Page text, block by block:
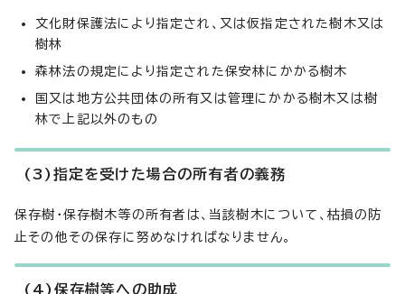
文化財保護法により指定され、又は仮指定された樹木又は
樹林
森林法の規定により指定された保安林にかかる樹木
国又は地方公共団体の所有又は管理にかかる樹木又は樹
林で上記以外のもの
(3)指定を受けた場合の所有者の義務
保存樹・保存樹木等の所有者は、当該樹木について、枯損の防
止その他その保存に努めなければなりません。
(4)保存樹等への助成